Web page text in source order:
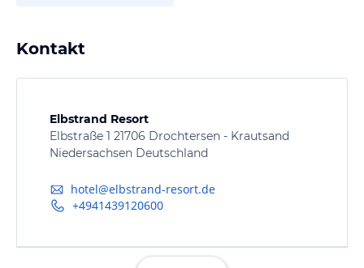
Kontakt
Elbstrand Resort
Elbstraße 1 21706 Drochtersen - Krautsand
Niedersachsen Deutschland
hotel@elbstrand-resort.de
+4941439120600